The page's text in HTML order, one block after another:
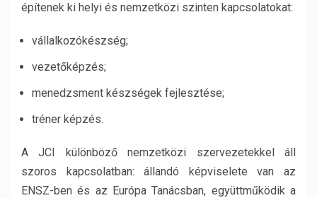
építenek ki helyi és nemzetközi szinten kapcsolatokat:
vállalkozókészség;
vezetőképzés;
menedzsment készségek fejlesztése;
tréner képzés.
A JCI különböző nemzetközi szervezetekkel áll
szoros kapcsolatban: állandó képviselete van az
ENSZ-ben és az Európa Tanácsban, együttműködik a